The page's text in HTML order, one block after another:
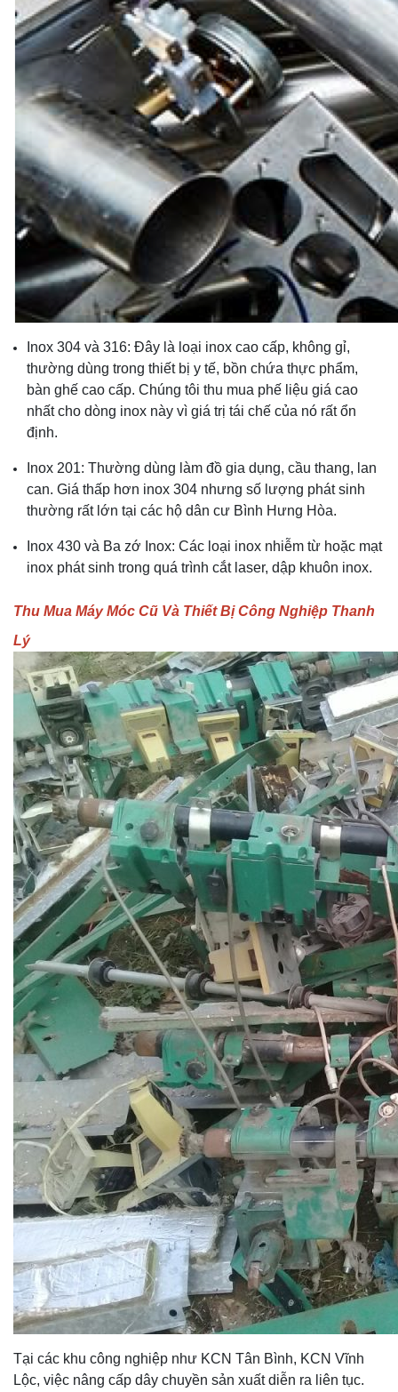
Inox 304 và 316: Đây là loại inox cao cấp, không gỉ,
thường dùng trong thiết bị y tế, bồn chứa thực phẩm,
bàn ghế cao cấp. Chúng tôi thu mua phế liệu giá cao
nhất cho dòng inox này vì giá trị tái chế của nó rất ổn
định.
Inox 201: Thường dùng làm đồ gia dụng, cầu thang, lan
can. Giá thấp hơn inox 304 nhưng số lượng phát sinh
thường rất lớn tại các hộ dân cư Bình Hưng Hòa.
Inox 430 và Ba zớ Inox: Các loại inox nhiễm từ hoặc mạt
inox phát sinh trong quá trình cắt laser, dập khuôn inox.
Thu Mua Máy Móc Cũ Và Thiết Bị Công Nghiệp Thanh
Lý
Tại các khu công nghiệp như KCN Tân Bình, KCN Vĩnh
Lộc, việc nâng cấp dây chuyền sản xuất diễn ra liên tục.